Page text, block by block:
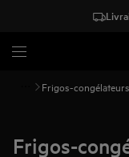
Frigos-congélateurs
Frigos-